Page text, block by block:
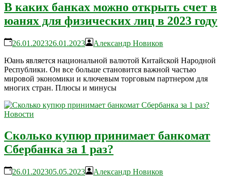
В каких банках можно открыть счет в
юанях для физических лиц в 2023 году
26.01.202326.01.2023
Александр Новиков
Юань является национальной валютой Китайской Народной
Республики. Он все больше становится важной частью
мировой экономики и ключевым торговым партнером для
многих стран. Плюсы и минусы
Новости
Сколько купюр принимает банкомат
Сбербанка за 1 раз?
26.01.202305.05.2023
Александр Новиков